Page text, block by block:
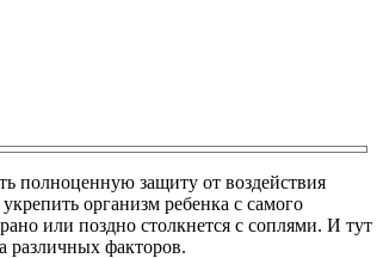
полноценную защиту от воздействия
организм ребенка с самого
или поздно столкнется с соплями. И тут
различных факторов.